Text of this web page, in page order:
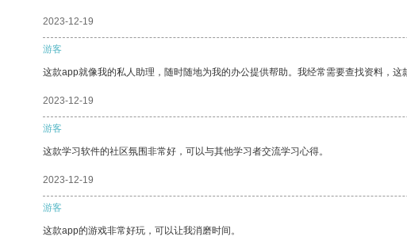
2023-12-19
游客
这款app就像我的私人助理，随时随地为我的办公提供帮助。我经常需要查找资料，这
2023-12-19
游客
这款学习软件的社区氛围非常好，可以与其他学习者交流学习心得。
2023-12-19
游客
这款app的游戏非常好玩，可以让我消磨时间。